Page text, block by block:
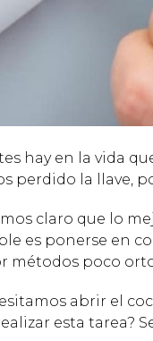
hay en la vida
perdido la llave,
claro que lo
es ponerse en
métodos poco
abrir el
esta tarea?